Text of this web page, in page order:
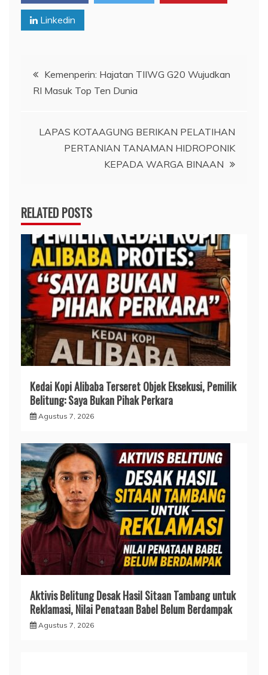
Linkedin
Navigasi
pos
Kemenperin: Hajatan TIIWG G20 Wujudkan
RI Masuk Top Ten Dunia
LAPAS KOTAAGUNG BERIKAN PELATIHAN
PERTANIAN TANAMAN HIDROPONIK
KEPADA WARGA BINAAN
RELATED POSTS
Kedai Kopi Alibaba Terseret Objek Eksekusi, Pemilik
Belitung: Saya Bukan Pihak Perkara
Agustus 7, 2026
Aktivis Belitung Desak Hasil Sitaan Tambang untuk
Reklamasi, Nilai Penataan Babel Belum Berdampak
Agustus 7, 2026